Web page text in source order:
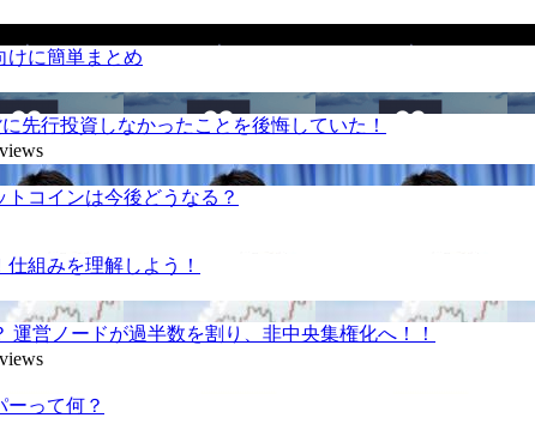
けに簡単まとめ
先行投資しなかったことを後悔していた！
コインは今後どうなる？
組みを理解しよう！
運営ノードが過半数を割り、非中央集権化へ！！
ーって何？